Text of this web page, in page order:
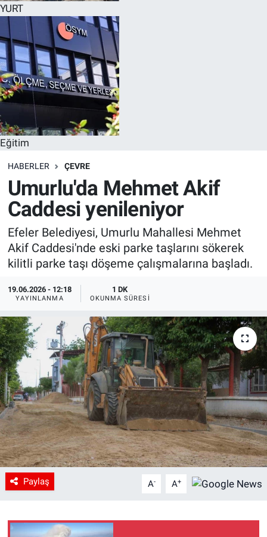
YURT
Eğitim
HABERLER ÇEVRE
Umurlu'da Mehmet Akif
Caddesi yenileniyor
Efeler Belediyesi, Umurlu Mahallesi Mehmet
Akif Caddesi'nde eski parke taşlarını sökerek
kilitli parke taşı döşeme çalışmalarına başladı.
19.06.2026 - 12:18
YAYINLANMA
1 DK
OKUNMA SÜRESI
Paylaş A- A+